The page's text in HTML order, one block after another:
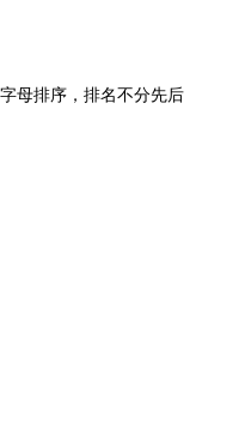
母排序，排名不分先后